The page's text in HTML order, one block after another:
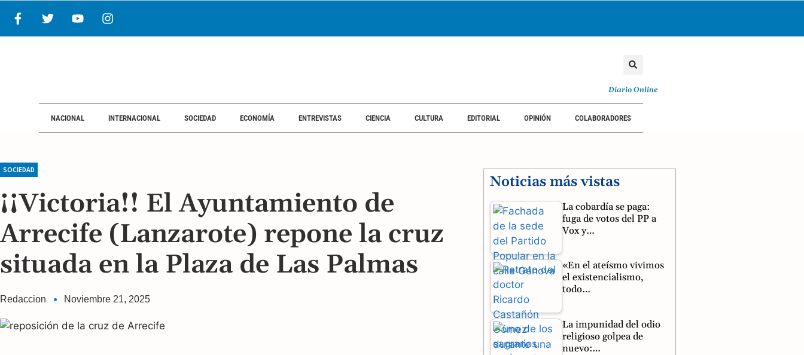
Diario Online
NACIONAL INTERNACIONAL SOCIEDAD ECONOMÍA ENTREVISTAS CIENCIA CULTURA EDITORIAL OPINIÓN COLABORADORES
SOCIEDAD
¡¡Victoria!! El Ayuntamiento de
Arrecife (Lanzarote) repone la cruz
situada en la Plaza de Las Palmas
Redaccion Noviembre 21, 2025
Noticias más vistas
La cobardía se paga:
fuga de votos del PP a
Vox y…
«En el ateísmo vivimos
el existencialismo,
todo…
La impunidad del odio
religioso golpea de
nuevo:…